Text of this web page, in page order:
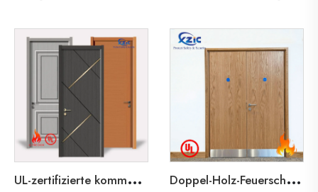
U
L-zertifizierte kommerzielle Doppel- und Einzeltüren mit 3-Stunden-Feuerschutz-Shaker-Stahltüren für Gemeinschaftstüren D
oppel-Holz-Feuerschutztür mit 90-minütiger Bewertung, ungleiche Holztür mit UL für Hotels